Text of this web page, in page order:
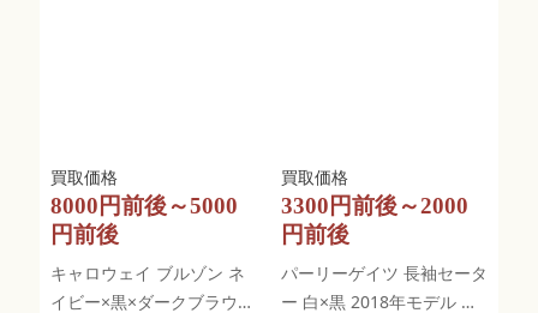
8000円前後～5000
円前後
キャロウェイ ブルゾン ネ
イビー×黒×ダークブラウン
3300円前後～2000
円前後
パーリーゲイツ 長袖セータ
ー 白×黒 2018年モデル カ